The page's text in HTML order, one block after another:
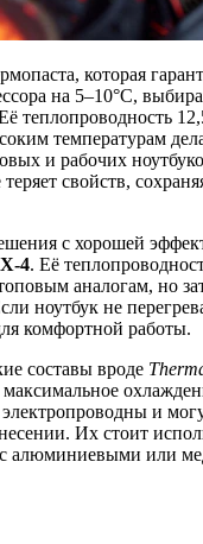
которая
на 5–10°C,
теплопроводность
температурам
и рабочих
свойств,
с хорошей
4. Её
аналогам, но
ноутбук не
комфортной работы.
составы вроде
и
Их стоит
алюминиевыми или